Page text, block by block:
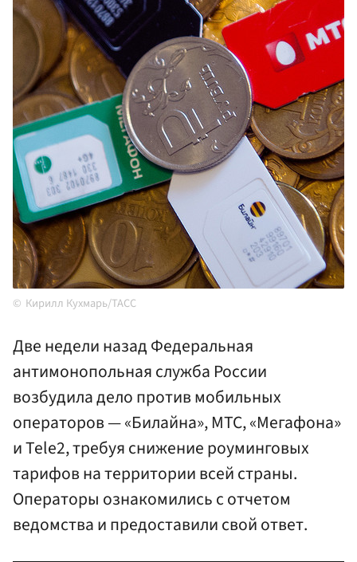
Кирилл Кухмарь/ТАСС
Две недели назад Федеральная
антимонопольная служба России
возбудила дело против мобильных
операторов — «Билайна», МТС, «Мегафона»
и Tele2, требуя снижение роуминговых
тарифов на территории всей страны.
Операторы ознакомились с отчетом
ведомства и предоставили свой ответ.